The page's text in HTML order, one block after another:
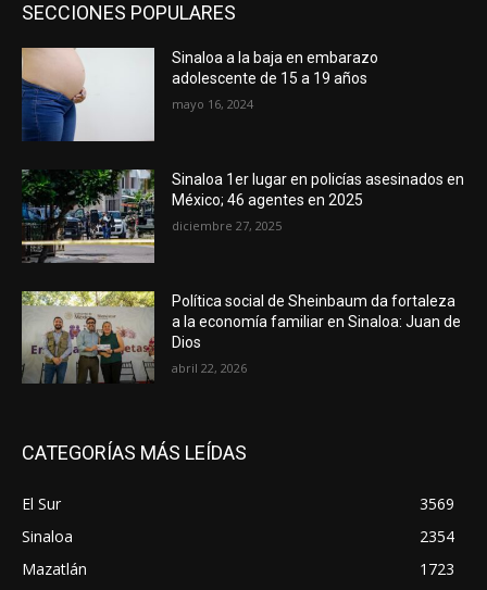
SECCIONES POPULARES
Sinaloa a la baja en embarazo
adolescente de 15 a 19 años
mayo 16, 2024
Sinaloa 1er lugar en policías asesinados en
México; 46 agentes en 2025
diciembre 27, 2025
Política social de Sheinbaum da fortaleza
a la economía familiar en Sinaloa: Juan de
Dios
abril 22, 2026
CATEGORÍAS MÁS LEÍDAS
El Sur
3569
Sinaloa
2354
Mazatlán
1723